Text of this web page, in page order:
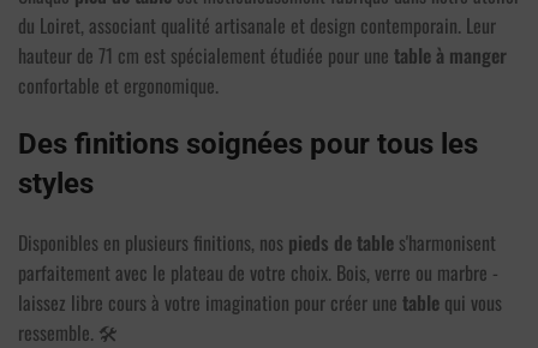
4 avis
du Loiret, associant qualité artisanale et design contemporain. Leur
hauteur de 71 cm est spécialement étudiée pour une table à manger
confortable et ergonomique.
Des finitions soignées pour tous les
styles
Disponibles en plusieurs finitions, nos pieds de table s'harmonisent
parfaitement avec le plateau de votre choix. Bois, verre ou marbre -
laissez libre cours à votre imagination pour créer une table qui vous
ressemble. 🛠️